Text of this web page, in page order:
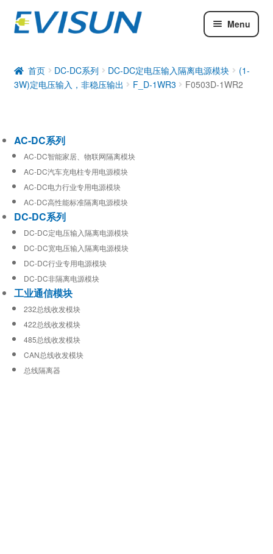
Menu
DC-DC系列
工业通信模块
首页 DC-DC系列 DC-DC定电压输入隔离电源模块
(1-
3W)定电压输入，非稳压输出
F_D-1WR3 F0503D-1WR2
AC-DC系列
AC-DC智能家居、物联网隔离模块
AC-DC汽车充电柱专用电源模块
AC-DC电力行业专用电源模块
AC-DC高性能标准隔离电源模块
DC-DC系列
DC-DC定电压输入隔离电源模块
DC-DC宽电压输入隔离电源模块
DC-DC行业专用电源模块
DC-DC非隔离电源模块
工业通信模块
232总线收发模块
422总线收发模块
485总线收发模块
CAN总线收发模块
总线隔离器